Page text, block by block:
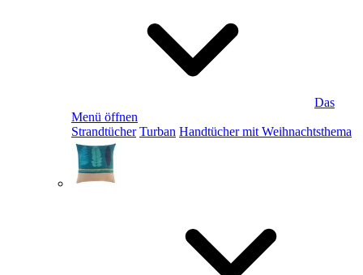
Das
Menü öffnen
Strandtücher Turban Handtücher mit Weihnachtsthema